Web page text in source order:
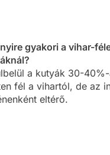
gyakori a vihar-
a kutyák 30-
fél a vihartól, de az
eltérő.